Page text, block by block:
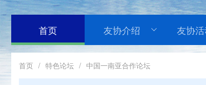
首页 友协介绍 友协
首页 / 特色论坛 / 中国一南亚合作论坛